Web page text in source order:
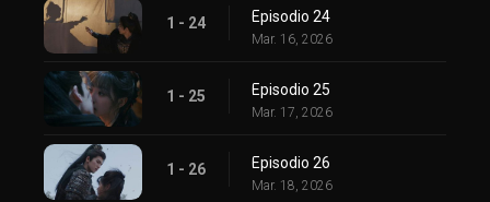
1 - 24 Episodio 24
Mar. 16, 2026
1 - 25 Episodio 25
Mar. 17, 2026
1 - 26 Episodio 26
Mar. 18, 2026